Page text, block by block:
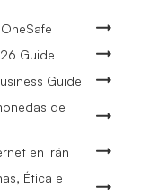
Guide
Guide
de
en Irán
Ética e